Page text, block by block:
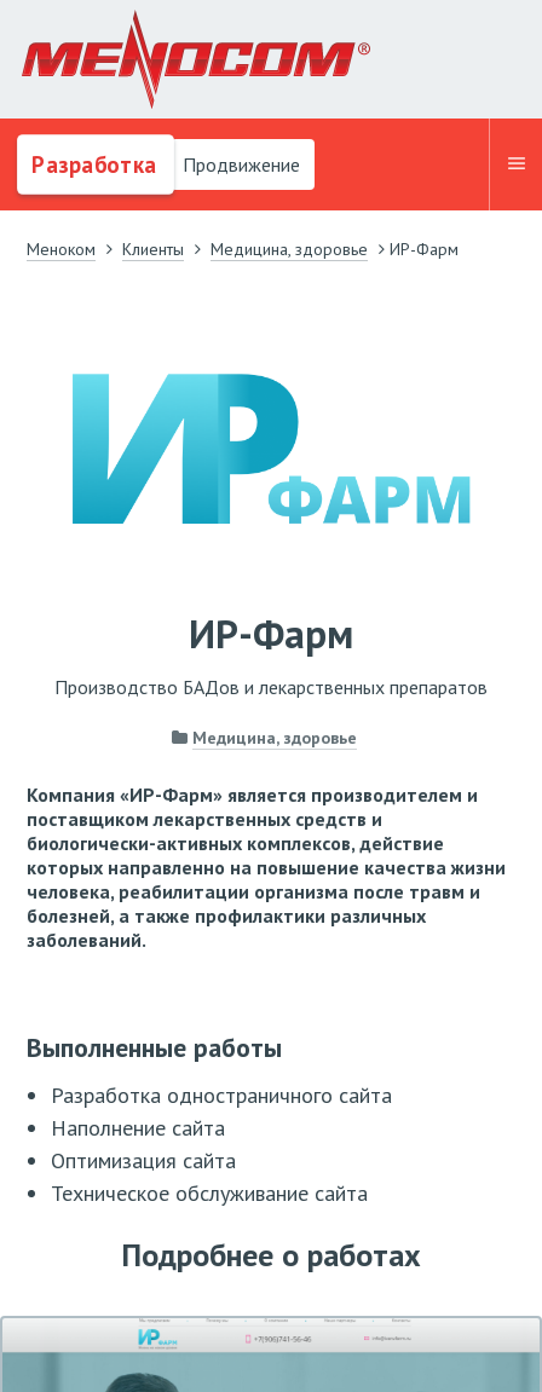
Разработка Продвижение
Меноком Клиенты Медицина, здоровье ИР-Фарм
ИР-Фарм
Производство БАДов и лекарственных препаратов
Медицина, здоровье
Компания «ИР-Фарм» является производителем и
поставщиком лекарственных средств и
биологически-активных комплексов, действие
которых направленно на повышение качества жизни
человека, реабилитации организма после травм и
болезней, а также профилактики различных
заболеваний.
Выполненные работы
Разработка одностраничного сайта
Наполнение сайта
Оптимизация сайта
Техническое обслуживание сайта
Подробнее о работах